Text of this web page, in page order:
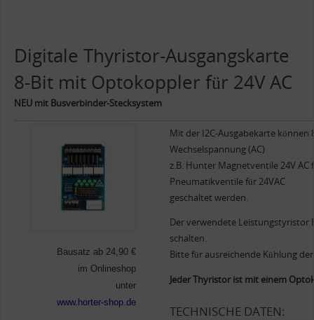
Digitale Thyristor-Ausgangskarte
8-Bit mit Optokoppler für 24V AC
NEU mit Busverbinder-Stecksystem
Bausatz ab 24,90 €
im Onlineshop
unter
www.horter-shop.de
Mit der I2C-Ausgabekarte können
Wechselspannung (AC)
z.B. Hunter Magnetventile 24V
Pneumatikventile für 24VAC
geschaltet werden.
Der verwendete Leistungstyristor
schalten.
Bitte für ausreichende Kühlung
Jeder Thyristor ist mit einem
TECHNISCHE DATEN: